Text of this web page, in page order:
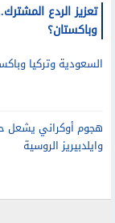
تعزيز الردع
وباكستان؟
السعودية وتركيا
هجوم أوكراني يشعل
وايلدبيريز الروسية